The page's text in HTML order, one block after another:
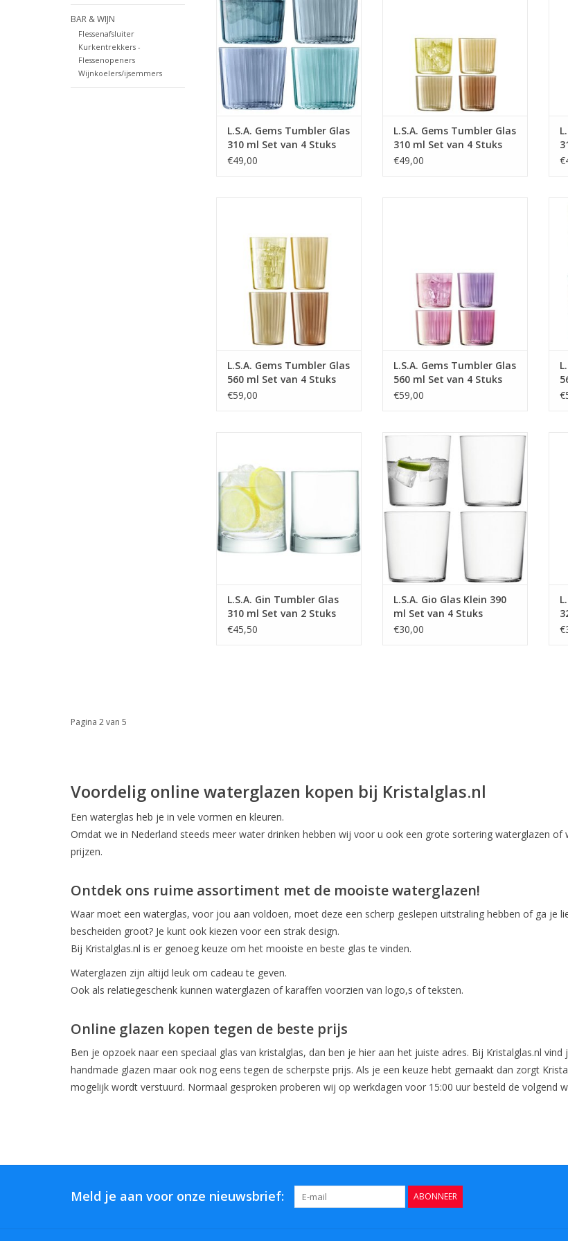
BAR & WIJN
Flessenafsluiter
Kurkentrekkers -
Flessenopeners
Wijnkoelers/ijsemmers
MEER INFO
L.S.A. Gems Tumbler Glas
310 ml Set van 4 Stuks
Assorti
€49,00
L.S.A. Gems Tumbler Glas
310 ml Set van 4 Stuks
Assorti
€49,00
MEER INFO
L.S.A. Gems Tumbler Glas
560 ml Set van 4 Stuks
Assorti
€59,00
L.S.A. Gems Tumbler Glas
560 ml Set van 4 Stuks
Assorti
€59,00
MEER INFO
L.S.A. Gin Tumbler Glas
310 ml Set van 2 Stuks
€45,50
Gio Glas Klein 390 ml Set van 4
Stuks
MEER INFO
L.S.A. Gio Glas Klein 390
ml Set van 4 Stuks
€30,00
Pagina 2 van 5
Voordelig online waterglazen kopen bij Kristalglas.nl
Een waterglas heb je in vele vormen en kleuren.
Omdat we in Nederland steeds meer water drinken hebben wij voor u ook een grote sortering waterglazen
prijzen.
Ontdek ons ruime assortiment met de mooiste waterglazen!
Waar moet een waterglas, voor jou aan voldoen, moet deze een scherp geslepen uitstraling hebben of ga
bescheiden groot? Je kunt ook kiezen voor een strak design.
Bij Kristalglas.nl is er genoeg keuze om het mooiste en beste glas te vinden.
Waterglazen zijn altijd leuk om cadeau te geven.
Ook als relatiegeschenk kunnen waterglazen of karaffen voorzien van logo,s of teksten.
Online glazen kopen tegen de beste prijs
Ben je opzoek naar een speciaal glas van kristalglas, dan ben je hier aan het juiste adres. Bij Kristalglas.nl
handmade glazen maar ook nog eens tegen de scherpste prijs. Als je een keuze hebt gemaakt dan zorgt
mogelijk wordt verstuurd. Normaal gesproken proberen wij op werkdagen voor 15:00 uur besteld de volgend
Meld je aan voor onze nieuwsbrief: ABONNEER